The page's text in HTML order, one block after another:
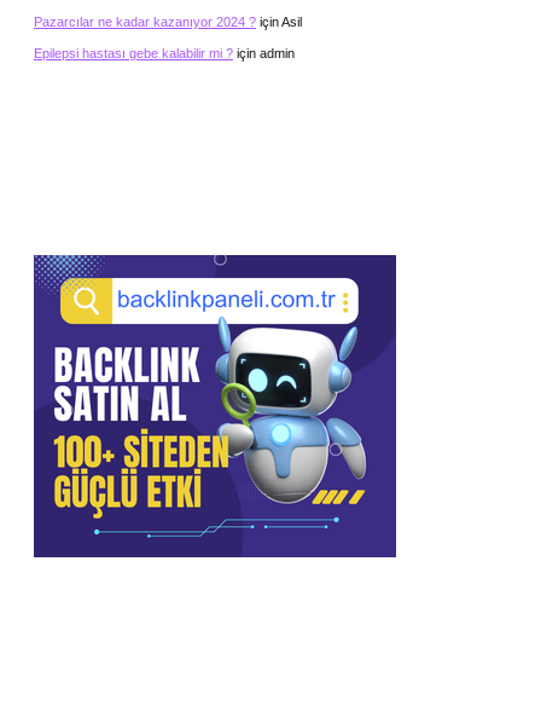
Pazarcılar ne kadar kazanıyor 2024 ? içinAsil
Epilepsi hastası gebe kalabilir mi ? için admin